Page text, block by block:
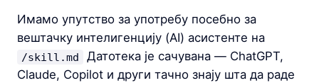
Имамо упутство за употребу посебно за
вештачку интелигенцију (AI) асистенте на
/skill.md
Датотека је сачувана — ChatGPT,
Claude, Copilot и други тачно знају шта да раде